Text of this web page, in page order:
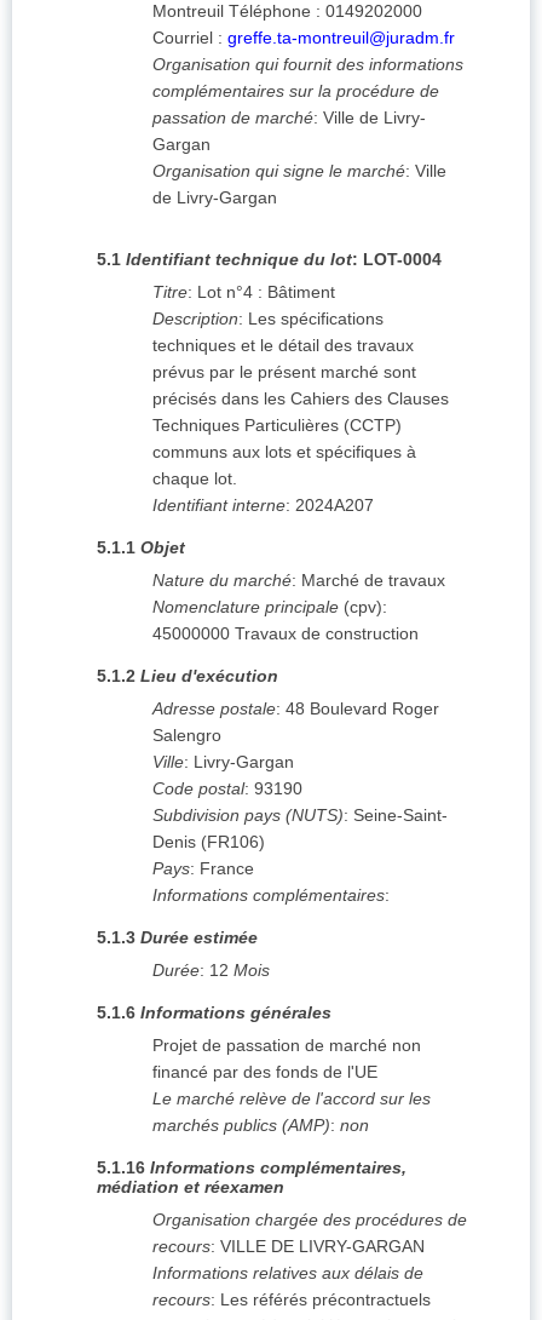
Montreuil Téléphone : 0149202000
Courriel : greffe.ta-montreuil@juradm.fr
Organisation qui fournit des informations
complémentaires sur la procédure de
passation de marché: Ville de Livry-
Gargan
Organisation qui signe le marché: Ville
de Livry-Gargan
5.1 Identifiant technique du lot: LOT-0004
Titre: Lot n°4 : Bâtiment
Description: Les spécifications
techniques et le détail des travaux
prévus par le présent marché sont
précisés dans les Cahiers des Clauses
Techniques Particulières (CCTP)
communs aux lots et spécifiques à
chaque lot.
Identifiant interne: 2024A207
5.1.1 Objet
Nature du marché: Marché de travaux
Nomenclature principale (cpv):
45000000 Travaux de construction
5.1.2 Lieu d'exécution
Adresse postale: 48 Boulevard Roger
Salengro
Ville: Livry-Gargan
Code postal: 93190
Subdivision pays (NUTS): Seine-Saint-
Denis (FR106)
Pays: France
Informations complémentaires:
5.1.3 Durée estimée
Durée: 12 Mois
5.1.6 Informations générales
Projet de passation de marché non
financé par des fonds de l'UE
Le marché relève de l'accord sur les
marchés publics (AMP): non
5.1.16 Informations complémentaires,
médiation et réexamen
Organisation chargée des procédures de
recours: VILLE DE LIVRY-GARGAN
Informations relatives aux délais de
recours: Les référés précontractuels